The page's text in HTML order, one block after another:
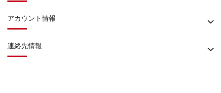
アカウント情報
連絡先情報